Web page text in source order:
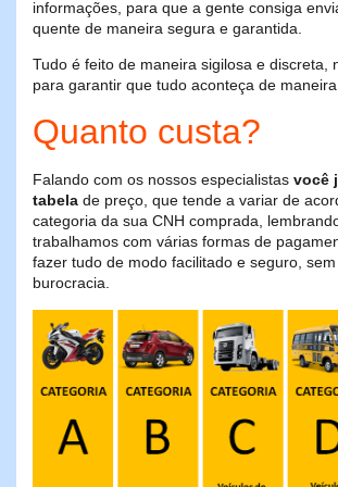
informações, para que a gente consiga
quente de maneira segura e garantida.
Tudo é feito de maneira sigilosa e discreta,
para garantir que tudo aconteça de maneira
Quanto custa?
Falando com os nossos especialistas você
tabela de preço, que tende a variar de
categoria da sua CNH comprada,
trabalhamos com várias formas de
fazer tudo de modo facilitado e seguro,
burocracia.